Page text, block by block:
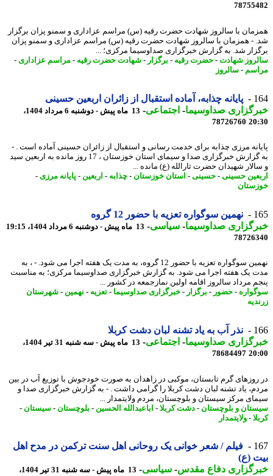
با سالروز شهادت حضرت رقیه (س) مراسم عزاداری و سمنو پزان برگزار
- همزمان با سالروز شهادت حضرت رقیه (س) مراسم عزاداری و سمنو پزان
شد. به گزارش خبرگزاری صداوسیما مرکزی؛ ...
شهادت-حضرت رقیه -برگزار - شهادت حضرت رقیه -مراسم عزاداری-
-سالروز
پایانه چذابه، آماده استقبال از زائران اربعین حسینی
صداوسیما-اجتماعی-
13 ماه پیش - دوشنبه 6 مرداد 1404،
78726760
مرزی چذابه برای خدمت رسانی و استقبال از زائران حسینی آماده است . -
به گزارش خبرگزاری صدا و سیمای استان خوزستان ، 17 روز مانده به اربعین سید
شهیدان حضرت ثارالله (ع) مانده ...
حسینی-حسینی-استان خوزستان-چذابه- اربعین -پایانه مرزی-
نهمین سوگواره تعزیه با حضور 12 گروه
صداوسیما-سیاسی-13 ماه پیش - دوشنبه 6 مرداد 1404، 19:15
نهمین سوگواره تعزیه با حضور 12 گروه، به مدت یک هفته اجرا می شود. - ، به
یک هفته اجرا می شود. به گزارش خبرگزاری صداوسیما مرکزی؛ به مناسبت
مرداد سالروز اقامه اولین نمازجمعه در کشور ...
- حضور-برگزار - خبرگزاری صداوسیما-تعزیه- نهمین-شهرستان
نذر آب به یاد تشنه لبان دشت کربلا
صداوسیما-اجتماعی-
13 ماه پیش - سه شنبه 31 تیر 1404،
78684497
گرم تابستان، موکبی در زاهدان به صورت خودجوش با توزیع آب در بین
یاد تشنه لبان دشت کربلا را گرامی داشت . - به گزارش خبرگزاری صدا و
مرکز سیستان و بلوچستان، مردم ولایتمدار ...
و بلوچستان-دشت کربلا- اباعبدالله الحسین-بلوچستان-سیستان-
- ولایتمدار
فیلم / شعر خوانی یک روحانی اهل سنت ترکمن در مدح اهل
(ع)
دفاع مقدس-سیاسی-
13 ماه پیش - سه شنبه 31 تیر 1404،